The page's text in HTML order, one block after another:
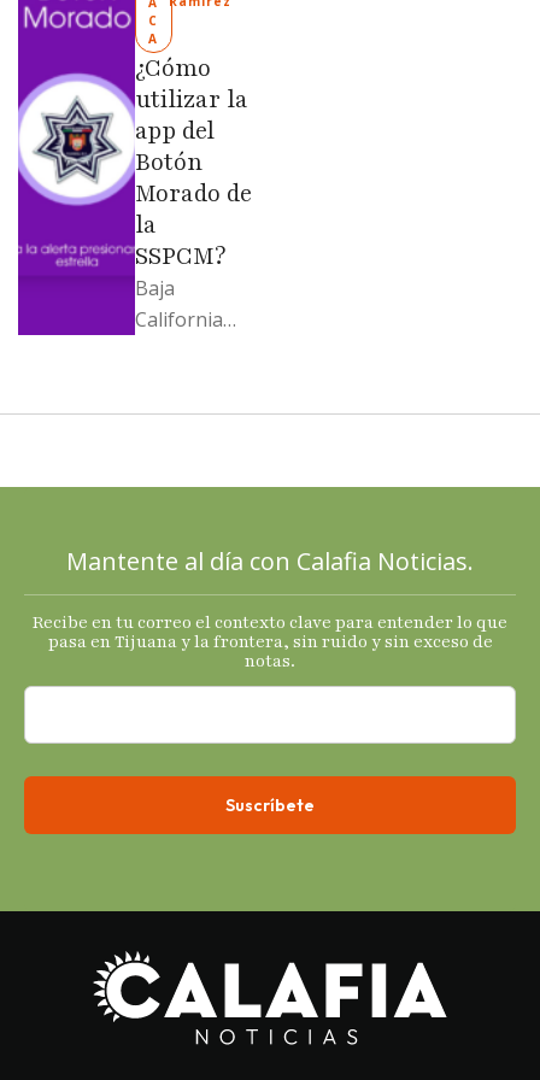
Evangelina
Moreno no
soportó; Los
…
C
A
¿Cómo
utilizar la
app del
Botón
Morado de
la
SSPCM?
Baja
California
2025 con
termómetro
s
económicos.
Mantente al día con Calafia Noticias.
Recibe en tu correo el contexto clave para entender lo que
pasa en Tijuana y la frontera, sin ruido y sin exceso de
notas.